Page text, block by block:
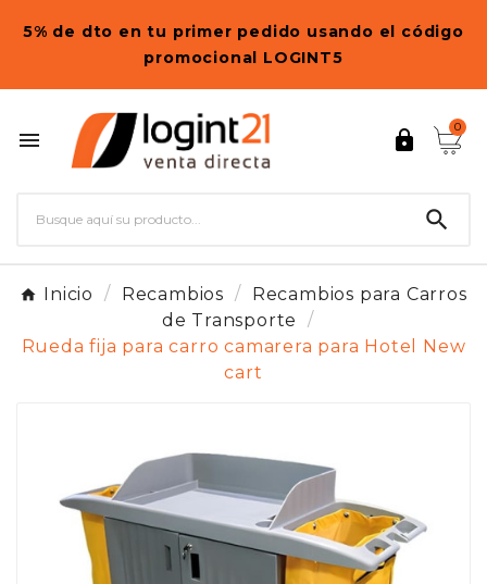
5% de dto en tu primer pedido usando el código
promocional LOGINT5
 
0

Inicio Recambios
Recambios para Carros
de Transporte
Rueda fija para carro camarera para Hotel New
cart